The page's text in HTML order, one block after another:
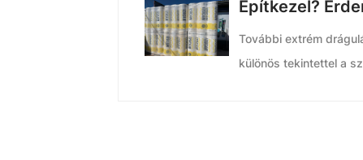
Építkezel?
További extrém
különös tekintettel a